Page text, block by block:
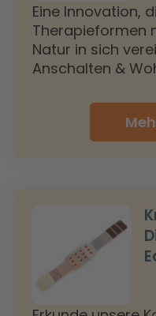
Eine Innovation,
Therapieformen
Natur in sich
Anschalten &